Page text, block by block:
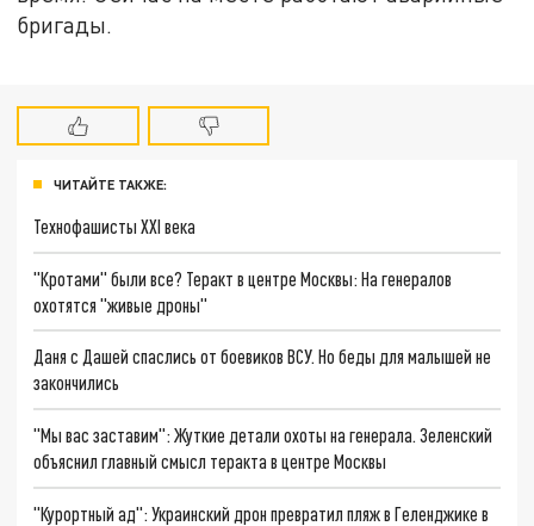
бригады.
ЧИТАЙТЕ ТАКЖЕ:
Технофашисты XXI века
"Кротами" были все? Теракт в центре Москвы: На генералов
охотятся "живые дроны"
Даня с Дашей спаслись от боевиков ВСУ. Но беды для малышей не
закончились
"Мы вас заставим": Жуткие детали охоты на генерала. Зеленский
объяснил главный смысл теракта в центре Москвы
"Курортный ад": Украинский дрон превратил пляж в Геленджике в